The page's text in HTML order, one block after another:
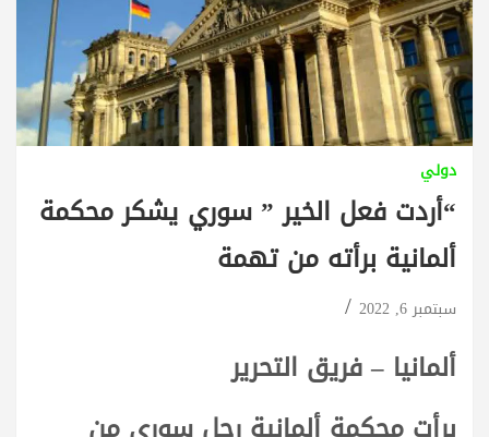
دولي
“أردت فعل الخير ” سوري يشكر محكمة
ألمانية برأته من تهمة
سبتمبر 6, 2022
ألمانيا – فريق التحرير